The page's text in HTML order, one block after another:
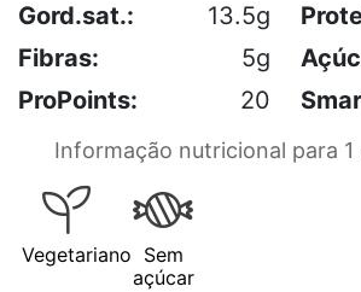
Gord.sat.:
13.5g
Fibras:
5g
ProPoints:
20
Informação nutricional para
Vegetariano Sem
açúcar